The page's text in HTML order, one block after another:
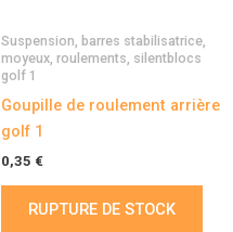
Suspension, barres stabilisatrice,
moyeux, roulements, silentblocs
golf 1
Goupille de roulement arrière
golf 1
0,35 €
RUPTURE DE STOCK